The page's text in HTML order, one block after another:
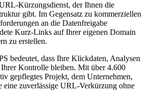
Kürzungsdienst, der Ihnen die
gibt. Im Gegensatz zu kommerziellen
an die Datenfreigabe
Kurz-Links auf Ihrer eigenen Domain
zu erstellen.
bedeutet, dass Ihre Klickdaten, Analysen
Kontrolle bleiben. Mit über 4.600
gepflegtes Projekt, dem Unternehmen,
zuverlässige URL-Verkürzung ohne